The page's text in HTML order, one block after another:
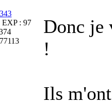
EXP : 97
Donc je
!
Ils